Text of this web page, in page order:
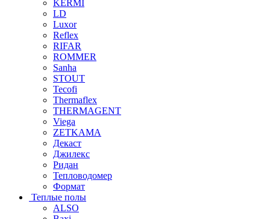
KERMI
LD
Luxor
Reflex
RIFAR
ROMMER
Sanha
STOUT
Tecofi
Thermaflex
THERMAGENT
Viega
ZETKAMA
Декаст
Джилекс
Ридан
Тепловодомер
Формат
Теплые полы
ALSO